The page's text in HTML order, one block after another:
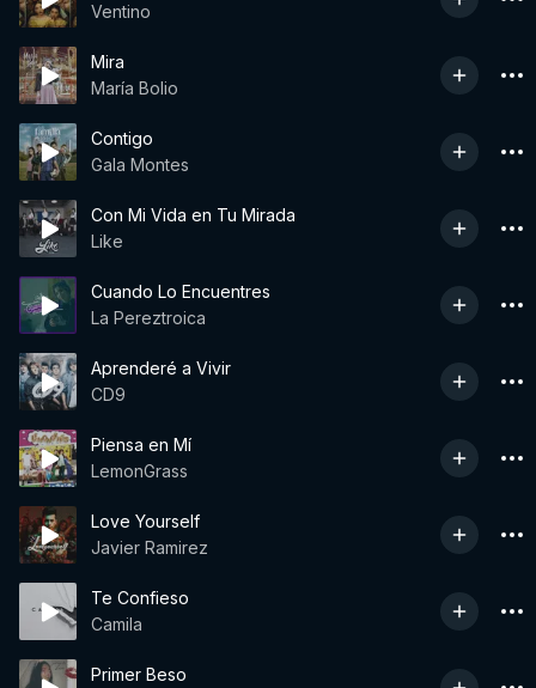
Ventino
Mira
María Bolio
Contigo
Gala Montes
Con Mi Vida en Tu Mirada
Like
Cuando Lo Encuentres
La Pereztroica
Aprenderé a Vivir
CD9
Piensa en Mí
LemonGrass
Love Yourself
Javier Ramirez
Te Confieso
Camila
Primer Beso